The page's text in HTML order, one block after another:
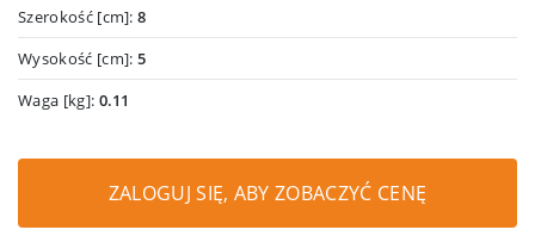
Szerokość [cm]:8
Wysokość [cm]: 5
Waga [kg]: 0.11
ZALOGUJ SIĘ, ABY ZOBACZYĆ CENĘ